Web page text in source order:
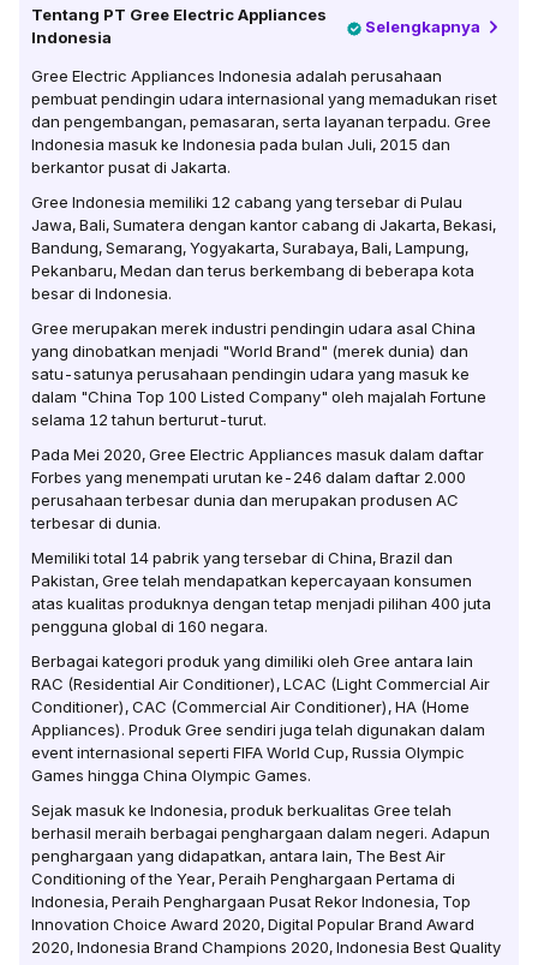
Tentang PT Gree Electric Appliances
Indonesia
Selengkapnya
Gree Electric Appliances Indonesia adalah perusahaan
pembuat pendingin udara internasional yang memadukan riset
dan pengembangan, pemasaran, serta layanan terpadu. Gree
Indonesia masuk ke Indonesia pada bulan Juli, 2015 dan
berkantor pusat di Jakarta.
Gree Indonesia memiliki 12 cabang yang tersebar di Pulau
Jawa, Bali, Sumatera dengan kantor cabang di Jakarta, Bekasi,
Bandung, Semarang, Yogyakarta, Surabaya, Bali, Lampung,
Pekanbaru, Medan dan terus berkembang di beberapa kota
besar di Indonesia.
Gree merupakan merek industri pendingin udara asal China
yang dinobatkan menjadi "World Brand" (merek dunia) dan
satu-satunya perusahaan pendingin udara yang masuk ke
dalam "China Top 100 Listed Company" oleh majalah Fortune
selama 12 tahun berturut-turut.
Pada Mei 2020, Gree Electric Appliances masuk dalam daftar
Forbes yang menempati urutan ke-246 dalam daftar 2.000
perusahaan terbesar dunia dan merupakan produsen AC
terbesar di dunia.
Memiliki total 14 pabrik yang tersebar di China, Brazil dan
Pakistan, Gree telah mendapatkan kepercayaan konsumen
atas kualitas produknya dengan tetap menjadi pilihan 400 juta
pengguna global di 160 negara.
Berbagai kategori produk yang dimiliki oleh Gree antara lain
RAC (Residential Air Conditioner), LCAC (Light Commercial Air
Conditioner), CAC (Commercial Air Conditioner), HA (Home
Appliances). Produk Gree sendiri juga telah digunakan dalam
event internasional seperti FIFA World Cup, Russia Olympic
Games hingga China Olympic Games.
Sejak masuk ke Indonesia, produk berkualitas Gree telah
berhasil meraih berbagai penghargaan dalam negeri. Adapun
penghargaan yang didapatkan, antara lain, The Best Air
Conditioning of the Year, Peraih Penghargaan Pertama di
Indonesia, Peraih Penghargaan Pusat Rekor Indonesia, Top
Innovation Choice Award 2020, Digital Popular Brand Award
2020, Indonesia Brand Champions 2020, Indonesia Best Quality